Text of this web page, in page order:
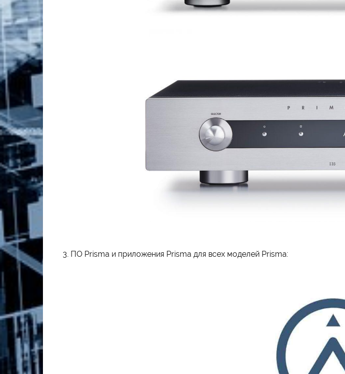
3. ПО Prisma и приложения Prisma для всех моделей Prisma: